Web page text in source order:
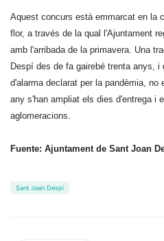
Aquest concurs està emmarcat en la
flor, a través de la qual l'Ajuntament
amb l'arribada de la primavera. Una
Despí des de fa gairebé trenta anys,
d'alarma declarat per la pandèmia, no
any s'han ampliat els dies d'entrega i
aglomeracions.
Fuente: Ajuntament de Sant Joan
Sant Joan Despi